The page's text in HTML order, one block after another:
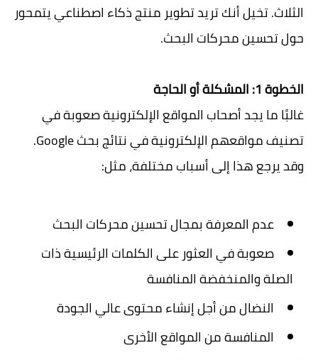
الثلاث. تخيل أنك تريد تطوير منتج ذكاء اصطناعي يتمحور
حول تحسين محركات البحث.
الخطوة 1: المشكلة أو الحاجة
غالبًا ما يجد أصحاب المواقع الإلكترونية صعوبة في
تصنيف مواقعهم الإلكترونية في نتائج بحث Google.
وقد يرجع هذا إلى أسباب مختلفة، مثل:
عدم المعرفة بمجال تحسين محركات البحث
صعوبة في العثور على الكلمات الرئيسية ذات
الصلة والمنخفضة المنافسة
النضال من أجل إنشاء محتوى عالي الجودة
المنافسة من المواقع الأخرى